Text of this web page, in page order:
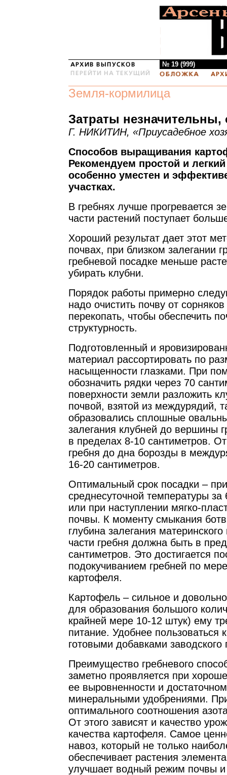
№ 19 (999)
Земля-кормилица
Затраты незначительны,
Г. НИКИТИН, «Приусадебное
Способов выращивания
Рекомендуем простой и
особенно уместен и
участках.
В гребнях лучше прогревается
части растений поступает
Хороший результат дает этот
почвах, при близком залегании
гребневой посадке меньше
убирать клубни.
Порядок работы примерно
надо очистить почву от
перекопать, чтобы обеспечить
структурность.
Подготовленный и
материал рассортировать по
насыщенности глазками. При
обозначить рядки через 70
поверхности земли разложить
почвой, взятой из междурядий,
образовались сплошные
залегания клубней до вершины
в пределах 8-10 сантиметров.
гребня до дна борозды в
16-20 сантиметров.
Оптимальный срок посадки –
среднесуточной температуры за
или при наступлении мягко-
почвы. К моменту смыкания
глубина залегания
части гребня должна быть в
сантиметров. Это достигается
подокучиванием гребней по
картофеля.
Картофель – сильное и
для образования большого
крайней мере 10-12 штук) ему
питание. Удобнее пользоваться
готовыми добавками заводского
Преимущество гребневого
заметно проявляется при
ее выровненности и
минеральными удобрениями.
оптимального соотношения
От этого зависят и качество
качества картофеля. Самое
навоз, который не только
обеспечивает растения
улучшает водный режим почвы и